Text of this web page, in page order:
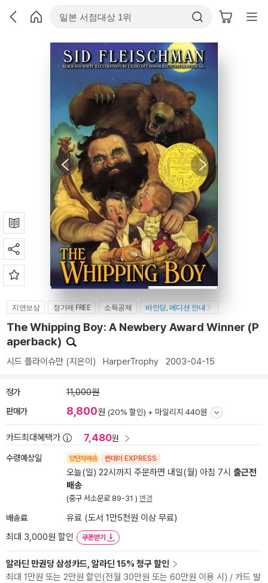
지연보상 정가제 FREE 소득공제 바인딩, 에디션 안내
The Whipping Boy: A Newbery Award Winner (P
aperback)
시드 플라이슈만 (지은이) HarperTrophy 2003-04-15
정가 11,000원
판매가 8,800원 (20% 할인) + 마일리지 440원
카드최대혜택가 7,480원
수령예상일 양탄자배송 썬데이 EXPRESS
오늘(일) 22시까지 주문하면 내일(월) 아침 7시 출근전
배송
(중구 서소문로 89-31 ) 변경
배송료
유료 (도서 1만5천원 이상 무료)
최대 3,000원 할인
쿠폰받기
알라딘 만권당 삼성카드, 알라딘 15% 청구 할인
최대 1만원 또는 2만원 할인(전월 30만원 또는 60만원 이용 시) / 카드 발